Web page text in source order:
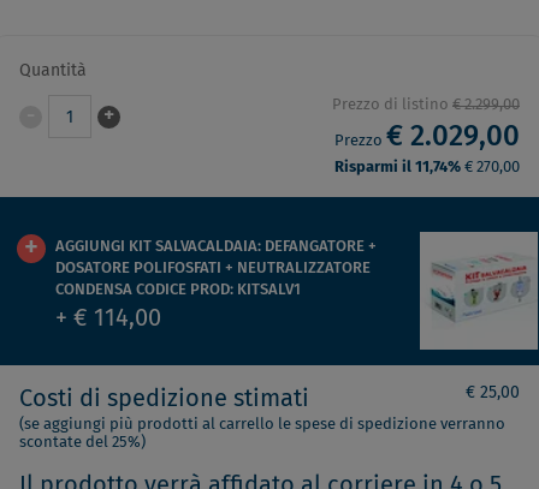
Quantità
1 +
Prezzo di listino € 2.299,00
Prezzo € 2.029,00
Risparmi il 11,74% € 270,00
AGGIUNGI KIT SALVACALDAIA: DEFANGATORE +
DOSATORE POLIFOSFATI + NEUTRALIZZATORE
CONDENSA CODICE PROD: KITSALV1
+ € 114,00
Costi di spedizione stimati € 25,00
(se aggiungi più prodotti al carrello le spese di spedizione verranno
scontate del 25%)